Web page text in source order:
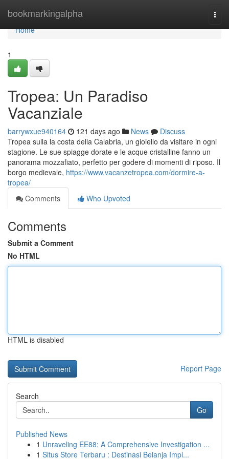
bookmarkingalpha
Home
Home
1
Tropea: Un Paradiso
Vacanziale
barrywxue940164 121 days ago News
Discuss
Tropea sulla la costa della Calabria, un gioiello da visitare in ogni
stagione. Le sue spiagge dorate e le acque cristalline fanno un
panorama mozzafiato, perfetto per godere di momenti di riposo. Il
borgo medievale, https://www.vacanzetropea.com/dormire-a-
tropea/
Comments
Who Upvoted
Comments
Submit a Comment
No HTML
HTML is disabled
Report Page
Search
Go
Published News
1 Unraveling EE88: A Comprehensive Investigation ...
1 Situs Store Terbaru : Destinasi Belanja Impi...